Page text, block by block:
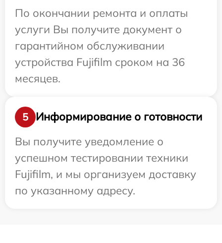
По окончании ремонта и оплаты
услуги Вы получите документ о
гарантийном обслуживании
устройства Fujifilm сроком на 36
месяцев.
5
Информирование о готовности
Вы получите уведомление о
успешном тестировании техники
Fujifilm, и мы организуем доставку
по указанному адресу.